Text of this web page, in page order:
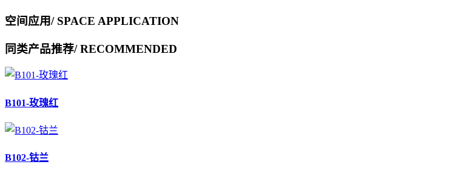
空间应用/ SPACE APPLICATION
同类产品推荐/ RECOMMENDED
B101-玫瑰红
B102-钴兰